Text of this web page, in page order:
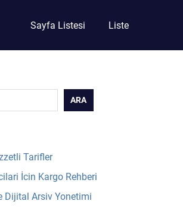
Sayfa Listesi Liste
ARA
Tarifler
İcin Kargo Rehberi
Dijital Arsiv Yonetimi